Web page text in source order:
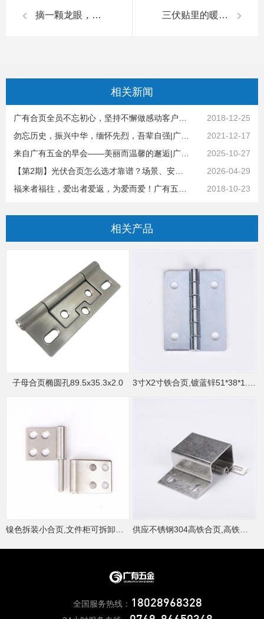
摘一颗龙眼，品一份团圆，谢一次馈赠 | 广有五金&东莞合页 三伏贴里的暖心守护——陈总与我们的三伏健康约定|广有五金&东莞合页
相关新闻
2018-12-25
勿忘历史，振兴中华，缅怀先烈，吾辈自强|广有五金&东莞合页
2021-12-17
来自广有五金的早会——美丽而温馨的邂逅|广有五金&东莞合页
2025-10-27
【第2期】光伏合页怎么选才靠谱？场景、安装攻略篇 | 广有五金&东莞合页
2026-04-29
2018-10-23
相关产品
子母合页椭圆孔89.5x35.3x2.0 3寸X2寸铁合页,镀蓝锌51*38*1.5mm
全国服务热线： 18028968328